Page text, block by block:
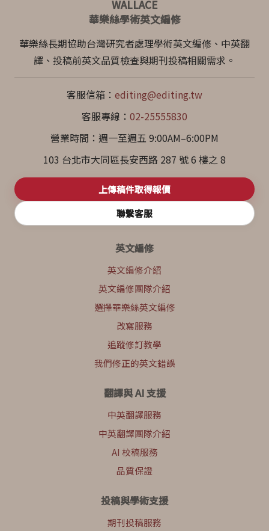
WALLACE
華樂絲學術英文編修
華樂絲長期協助台灣研究者處理學術英文編修、中英翻
譯、投稿前英文品質檢查與期刊投稿相關需求。
客服信箱： editing@editing.tw
客服專線： 02-25555830
營業時間：週一至週五 9:00AM–6:00PM
103 台北市大同區長安西路 287 號 6 樓之 8
上傳稿件取得報價
聯繫客服
英文編修
英文編修介紹
英文編修團隊介紹
選擇華樂絲英文編修
改寫服務
追蹤修訂教學
我們修正的英文錯誤
翻譯與 AI 支援
中英翻譯服務
中英翻譯團隊介紹
AI 校稿服務
品質保證
投稿與學術支援
期刊投稿服務